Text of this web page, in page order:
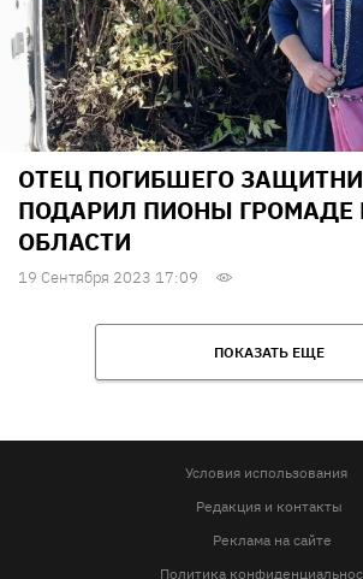
ОТЕЦ ПОГИБШЕГО
ПОДАРИЛ ПИОНЫ ГРОМАДЕ
ОБЛАСТИ
19 Сентября 2023 17:09
ПОКАЗАТЬ ЕЩЕ
Условия использования
Редакция и контакты
Реклама на сайте
Политика